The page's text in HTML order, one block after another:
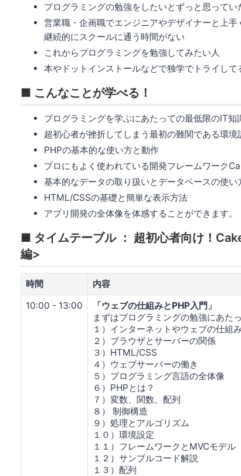
プログラミングの勉強をしたいとずっと思って
営業職・企画職でエンジニアやデザイナーと上
継続的にスクールに通う時間がない
これからプログラミングを勉強してみたい人
本やドットインストールなどで独学でトライして
■ こんなことが学べる！
プログラミングを学ぶにあたっての最低限のIT知
超初心者が挫折してしまう最初の難関である環境
PHPの基本的な使い方と動作
プロにもよく使われている開発フレームワーク
基本的なデータの取り扱いとデータベースの使い
HTML/CSSの基礎と簡単な表示方法
アプリ開発の全体像を体感することができます。
■ タイムテーブル ： 超初心者向け！
編>
時間
内容
10:00 - 13:00
「ウェブの仕組みとPHP入門」
まずはプログラミングの勉強にあた
１）インターネットやウェブの仕組み
２）ブラウザとサーバーの関係
３）HTML/CSS
４）ウェブサーバーの働き
５）プログラミング言語の全体像
６）PHPとは？
７）変数、関数、配列
８） 制御構造
９）処理とアルゴリズム
１０）環境設定
１１）フレームワークとMVCモデル
１２）サンプルコード解説
１３）配列